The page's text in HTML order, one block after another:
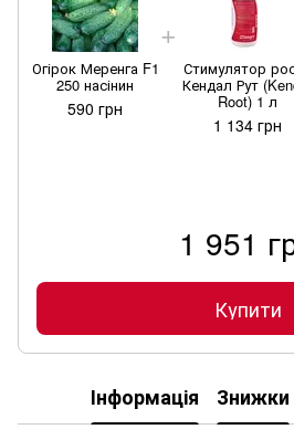
Огірок Меренга F1
250 насінин
590 грн
Стимулятор
Кендал Рут
Root) 1 л
1 134 грн
1 951
Купити
Інформація Знижки